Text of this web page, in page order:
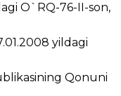
O`RQ-76-II-son,
yildagi
Qonuni